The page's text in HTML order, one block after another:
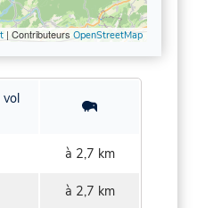
| Contributeurs OpenStreetMap
vol
à 2,7 km
à 2,7 km